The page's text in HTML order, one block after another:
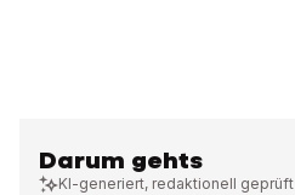
Darum gehts
KI-generiert, redaktionell geprüft